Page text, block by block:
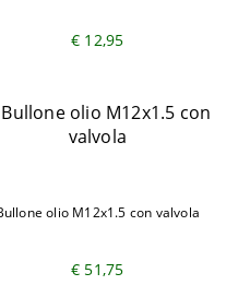
€ 12,95
olio M12x1.5 con valvola
€ 51,75